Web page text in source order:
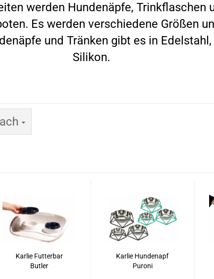
werden Hundenäpfe, Trinkflaschen
Es werden verschiedene Größen
und Tränken gibt es in
Silikon.
Karlie Futterbar
Butler
Karlie Hundenapf
Puroni